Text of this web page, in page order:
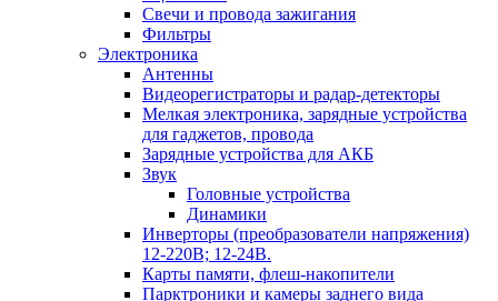
Свечи и провода зажигания
Фильтры
Электроника
Антенны
Видеорегистраторы и радар-детекторы
Мелкая электроника, зарядные устройства
для гаджетов, провода
Зарядные устройства для АКБ
Звук
Головные устройства
Динамики
Инверторы (преобразователи напряжения)
12-220В; 12-24В.
Карты памяти, флеш-накопители
Парктроники и камеры заднего вида